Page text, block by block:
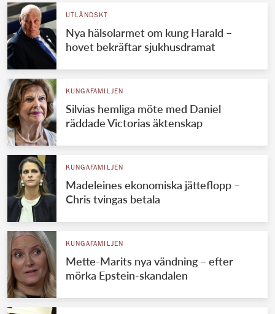
UTLÄNDSKT
Nya hälsolarmet om kung Harald –
hovet bekräftar sjukhusdramat
KUNGAFAMILJEN
Silvias hemliga möte med Daniel
räddade Victorias äktenskap
KUNGAFAMILJEN
Madeleines ekonomiska jätteflopp –
Chris tvingas betala
KUNGAFAMILJEN
Mette-Marits nya vändning – efter
mörka Epstein-skandalen